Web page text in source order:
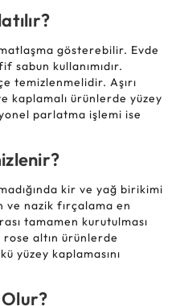
gösterebilir. Evde
sabun kullanımıdır.
temizlenmelidir. Aşırı
kaplamalı ürünlerde yüzey
parlatma işlemi ise
kir ve yağ birikimi
ve nazik fırçalama en
tamamen kurutulması
altın ürünlerde
yüzey kaplamasını